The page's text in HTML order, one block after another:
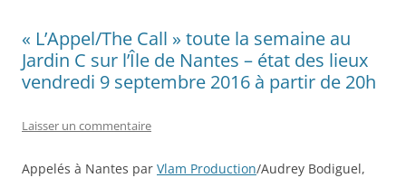
« L’Appel/The Call » toute la semaine au
Jardin C sur l’Île de Nantes – état des lieux
vendredi 9 septembre 2016 à partir de 20h
Laisser un commentaire
Appelés à Nantes par Vlam Production/Audrey Bodiguel,